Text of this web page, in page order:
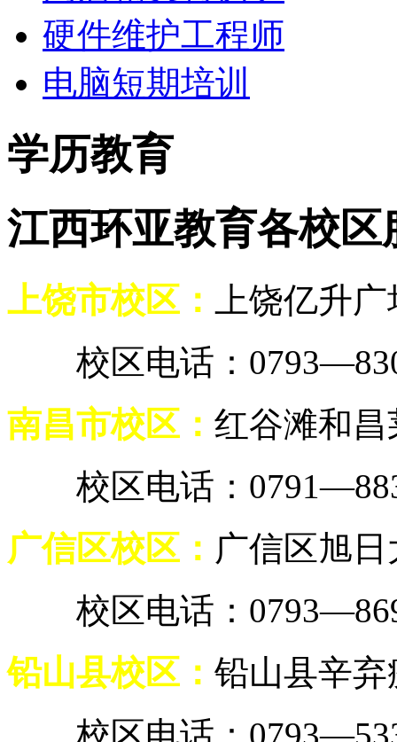
硬件维护工程师
电脑短期培训
学历教育
江西环亚教育各校区
上饶市校区：
上饶亿升
校区电话：
南昌市校区： 红谷滩和昌
校区电话：
广信区校区： 广信区旭
校区电话：
铅山县校区： 铅山县辛
校区电话：